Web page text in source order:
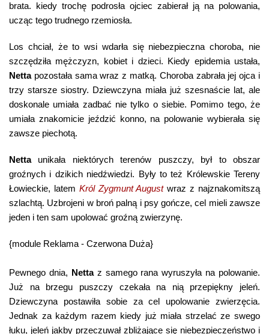
brata. kiedy trochę podrosła ojciec zabierał ją na polowania,
ucząc tego trudnego rzemiosła.
Los chciał, że to wsi wdarła się niebezpieczna choroba, nie
szczędziła mężczyzn, kobiet i dzieci. Kiedy epidemia ustała,
Nettapozostała sama wraz z matką. Choroba zabrała jej ojca i
trzy starsze siostry. Dziewczyna miała już szesnaście lat, ale
doskonale umiała zadbać nie tylko o siebie. Pomimo tego, że
umiała znakomicie jeździć konno, na polowanie wybierała się
zawsze piechotą.
Nettaunikała niektórych terenów puszczy, był to obszar
groźnych i dzikich niedźwiedzi. Były to też Królewskie Tereny
Łowieckie, latem Król Zygmunt Augustwraz z najznakomitszą
szlachtą. Uzbrojeni w broń palną i psy gończe, cel mieli zawsze
jeden i ten sam upolować groźną zwierzynę.
{module Reklama - Czerwona Duża}
Pewnego dnia, Nettaz samego rana wyruszyła na polowanie.
Już na brzegu puszczy czekała na nią przepiękny jeleń.
Dziewczyna postawiła sobie za cel upolowanie zwierzęcia.
Jednak za każdym razem kiedy już miała strzelać ze swego
łuku, jeleń jakby przeczuwał zbliżające się niebezpieczeństwo i